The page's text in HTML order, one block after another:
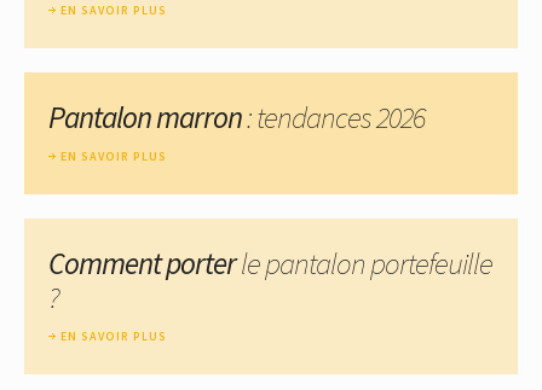
EN SAVOIR PLUS
Pantalon marron: tendances 2026
EN SAVOIR PLUS
Comment porterle pantalon portefeuille
?
EN SAVOIR PLUS